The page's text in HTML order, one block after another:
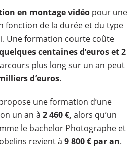
en montage vidéo pour une
fonction de la durée et du type
Une formation courte coûte
centaines d’euros et 2
plus long sur un an peut
d’euros.
une formation d’une
un an à 2 460 €, alors qu’un
le bachelor Photographe et
revient à 9 800 € par an.